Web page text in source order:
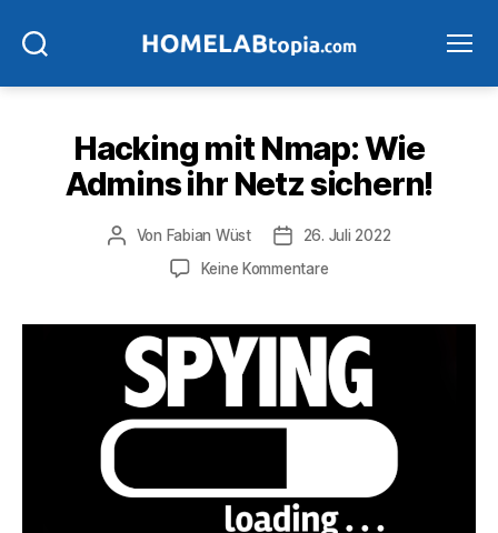
Hacking mit Nmap: Wie
Admins ihr Netz sichern!
Beitragsautor
Von Fabian Wüst Veröffentlichungsdatum
26. Juli 2022
Keine Kommentarezu
Nmap:
Wie
Admins
ihr
Netz
sichern!